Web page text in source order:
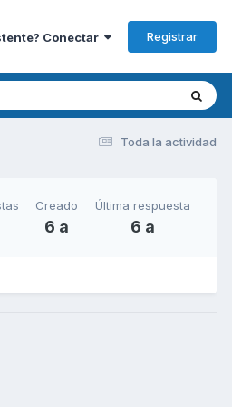
Conectar Registrar
Toda la actividad
Creado
6 a
Última respuesta
6 a